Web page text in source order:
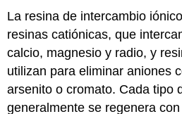
La resina de intercambio
resinas catiónicas, que
calcio, magnesio y radio, y
utilizan para eliminar aniones
arsenito o cromato. Cada tipo
generalmente se regenera